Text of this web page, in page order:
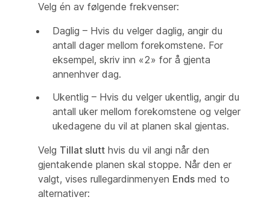
Velg én av følgende frekvenser:
Daglig – Hvis du velger daglig, angir du
antall dager mellom forekomstene. For
eksempel, skriv inn «2» for å gjenta
annenhver dag.
Ukentlig – Hvis du velger ukentlig, angir du
antall uker mellom forekomstene og velger
ukedagene du vil at planen skal gjentas.
Velg Tillat slutt hvis du vil angi når den
gjentakende planen skal stoppe. Når den er
valgt, vises rullegardinmenyen Ends med to
alternativer: